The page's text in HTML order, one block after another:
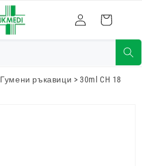
Влизам Количка
Гумени ръкавици >30ml CH 18